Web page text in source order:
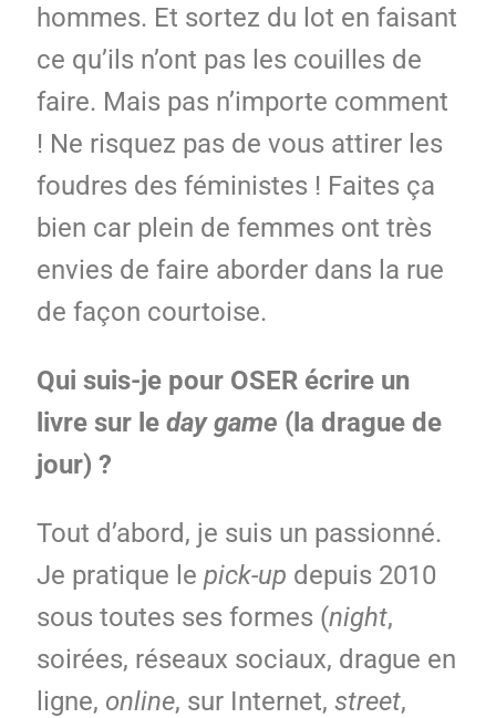
hommes. Et sortez du lot en faisant
ce qu’ils n’ont pas les couilles de
faire. Mais pas n’importe comment
! Ne risquez pas de vous attirer les
foudres des féministes ! Faites ça
bien car plein de femmes ont très
envies de faire aborder dans la rue
de façon courtoise.
Qui suis-je pour OSER écrire un
livre sur le day game (la drague de
jour) ?
Tout d’abord, je suis un passionné.
Je pratique le pick-up depuis 2010
sous toutes ses formes (night,
soirées, réseaux sociaux, drague en
ligne, online, sur Internet, street,